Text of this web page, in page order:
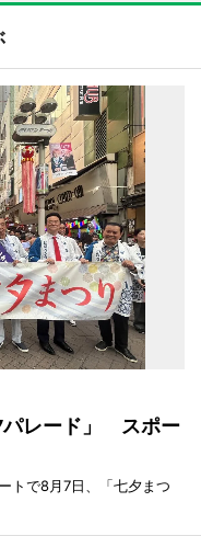
パレード」 スポー
トで8月7日、「七夕まつ